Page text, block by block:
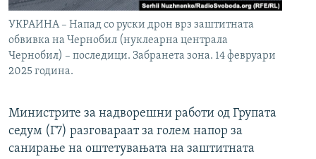
УКРАИНА – Напад со руски дрон врз заштитната
обвивка на Чернобил (нуклеарна централа
Чернобил) – последици. Забранета зона. 14 февруари
2025 година.
Министрите за надворешни работи од Групата
седум (Г7) разговараат за голем напор за
санирање на оштетувањата на заштитната